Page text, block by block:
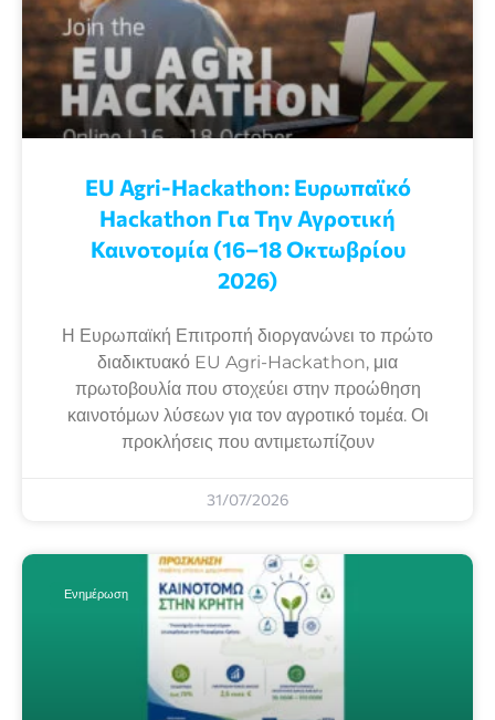
EU Agri-Hackathon: Eυρωπαϊκό
Ηackathon Για Την Αγροτική
Καινοτομία (16–18 Οκτωβρίου
2026)
Η Ευρωπαϊκή Επιτροπή διοργανώνει το πρώτο
διαδικτυακό EU Agri-Hackathon, μια
πρωτοβουλία που στοχεύει στην προώθηση
καινοτόμων λύσεων για τον αγροτικό τομέα. Οι
προκλήσεις που αντιμετωπίζουν
31/07/2026
Ενημέρωση